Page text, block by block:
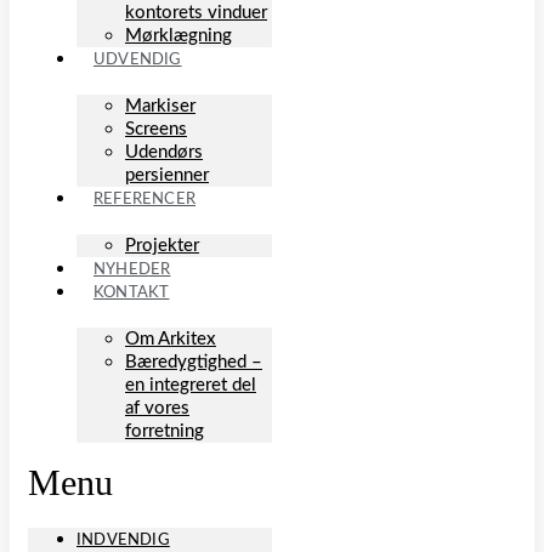
kontorets vinduer
Mørklægning
UDVENDIG
Markiser
Screens
Udendørs
persienner
REFERENCER
Projekter
NYHEDER
KONTAKT
Om Arkitex
Bæredygtighed –
en integreret del
af vores
forretning
Menu
INDVENDIG